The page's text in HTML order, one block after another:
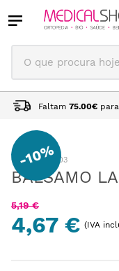
O que procura hoje?
Faltam 75.00€
-10%
:CB223003
BÁLSAMO
5,19 €
4,67 € (IVA